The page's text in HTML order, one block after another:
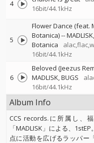
4
16bit/44.1kHz
5
Flower Dance (feat.
Botanica)--MADLISK
Botanica
16bit/44.1kHz
6
Beloved (Jeezus
MADLISK BUGS
16bit/44.1kHz
Album Info
CCS records.に所属し、
「MADLISK」による、
点に活動を広げるラッパー